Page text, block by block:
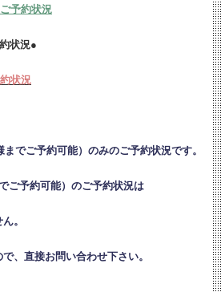
予約状況
状況●
状況
でご予約可能）のみのご予約状況です。
ご予約可能）のご予約状況は
。
、直接お問い合わせ下さい。